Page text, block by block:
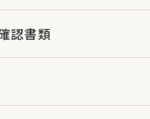
認書類